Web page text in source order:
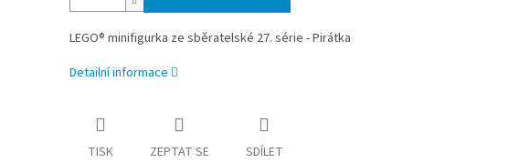
LEGO® minifigurka ze sběratelské 27. série - Pirátka
Detailní informace
TISK ZEPTAT SE SDÍLET